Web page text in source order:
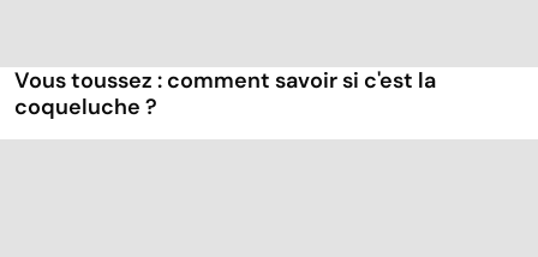
Vous toussez : comment savoir si c'est la
coqueluche ?